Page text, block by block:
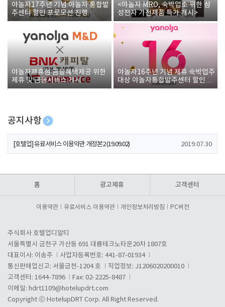
야놀자17주년 기념 야놀자 통합발
주센터 할인 프로모션 진행
<야놀자 MRO, 숙박업소 위한 삼
성전자 가전제품 특가 개시>
야놀자제휴점 금융혜택제공 위한
제휴 및 금융서비스 게시
야놀자16주년 기념 제휴 숙박업주
대상 야놀자통합발주센터 할인쿠
폰 증정
공지사항
[호텔업] 개인정보 처리방침 개정본1 (19.09.02)
[호텔업] 유료서비스 이용약관 개정본2 (19.09.02) 2019.07.30
홈 광고제휴 고객센터
이용약관 유료서비스 이용약관 개인정보처리방침 PC버전
주식회사 호텔업디알티
서울특별시 금천구 가산동 691 대륭테크노타운20차 1807호
대표이사: 이송주
사업자등록번호: 441-87-01934
통신판매업신고: 서울금천-1204 호
직업정보: J1206020200010
고객센터: 1644-7896
Fax: 02-2225-8487
이메일: hdrt1109@hotelupdrt.com
Copyright ⓒ HotelupDRT Corp. All Right Reserved.